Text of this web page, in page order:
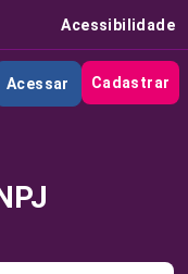
Acessibilidade
Acessar Cadastrar